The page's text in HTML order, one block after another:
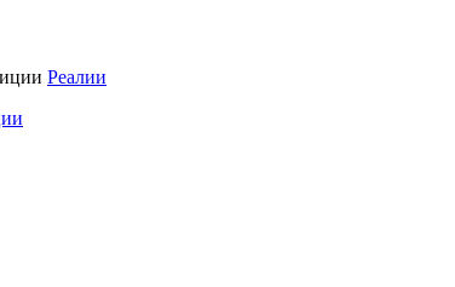
Реалии